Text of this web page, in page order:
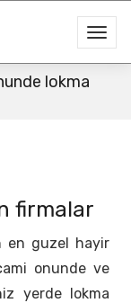
lokma
firmalar
en guzel hayir
onunde ve
yerde lokma